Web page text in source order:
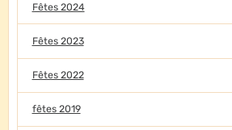
Fêtes 2024
Fêtes 2023
Fêtes 2022
fêtes 2019